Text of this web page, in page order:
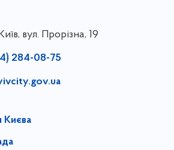
вул. Прорізна, 19
284-08-75
Києва